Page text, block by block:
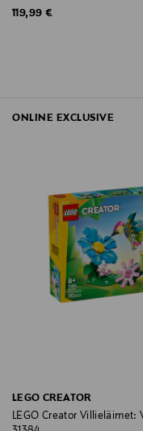
Original Price
119,99 €
ONLINE EXCLUSIVE
LEGO CREATOR
LEGO Creator Villieläimet: